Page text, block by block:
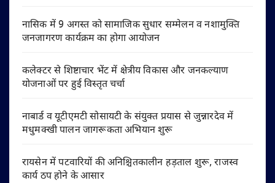
नासिक में 9 अगस्त को सामाजिक सुधार सम्मेलन व नशामुक्ति
जनजागरण कार्यक्रम का होगा आयोजन
कलेक्टर से शिष्टाचार भेंट में क्षेत्रीय विकास और जनकल्याण
योजनाओं पर हुई विस्तृत चर्चा
नाबार्ड व यूटीएमटी सोसायटी के संयुक्त प्रयास से जुन्नारदेव में
मधुमक्खी पालन जागरूकता अभियान शुरू
रायसेन में पटवारियों की अनिश्चितकालीन हड़ताल शुरू, राजस्व
कार्य ठप होने के आसार